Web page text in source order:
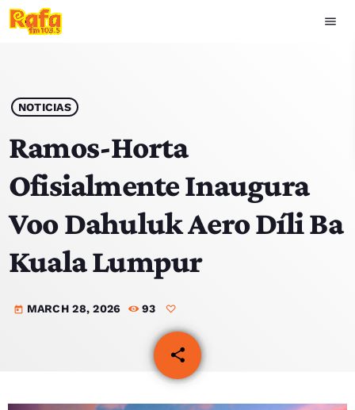
menu
play_arrow OUVIR RAFA
HOME
NOTISIA
EKIPA
TOP 15
NOTICIAS
Ramos-Horta
Ofisialmente Inaugura
Voo Dahuluk Aero Díli Ba
Kuala Lumpur
today MARCH 28, 2026 93
share
email